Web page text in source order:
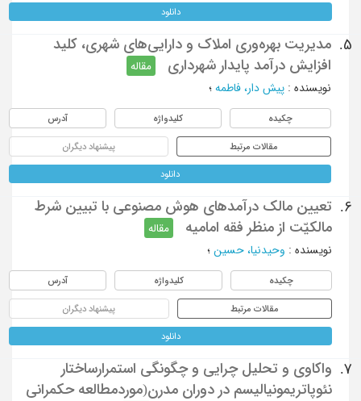
دانلود
5.
مدیریت بهره‌وری املاک و دارایی‌های شهری، کلید
افزایش درآمد پایدار شهرداری
مقاله
نویسنده: پيش دار، فاطمه؛
چکیده کلیدواژه آدرس
مقالات مرتبط پیشنهاد دیگران
دانلود
6.
تعیین مالک درآمدهای هوش مصنوعی با تبیین شرط
مالکیّت از منظر فقه امامیه
مقاله
نویسنده: وحیدنیا، حسین؛
چکیده کلیدواژه آدرس
مقالات مرتبط پیشنهاد دیگران
دانلود
7.
واکاوی و تحلیل چرایی و چگونگی استمرارساختار
نئوپاتریمونیالیسم در دوران مدرن(موردمطالعه حکمرانی